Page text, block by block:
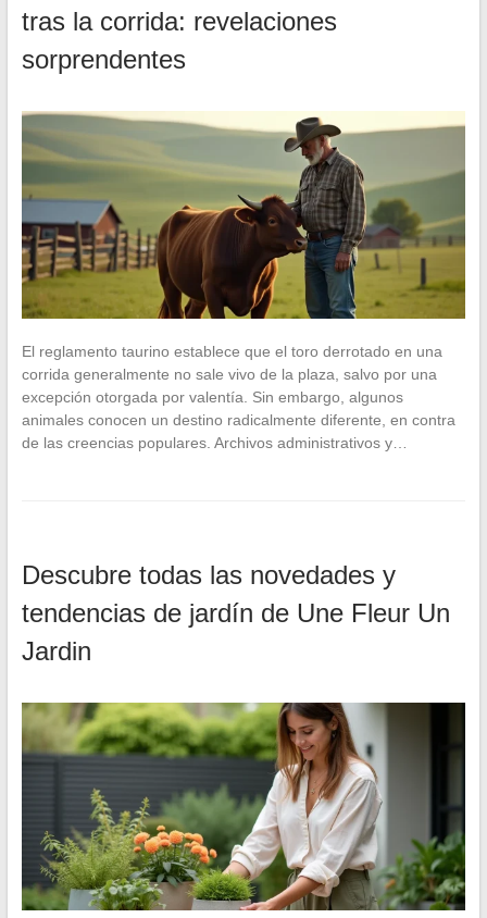
tras la corrida: revelaciones
sorprendentes
El reglamento taurino establece que el toro derrotado en una
corrida generalmente no sale vivo de la plaza, salvo por una
excepción otorgada por valentía. Sin embargo, algunos
animales conocen un destino radicalmente diferente, en contra
de las creencias populares. Archivos administrativos y…
Descubre todas las novedades y
tendencias de jardín de Une Fleur Un
Jardin